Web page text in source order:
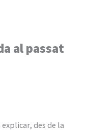
al passat
des de la